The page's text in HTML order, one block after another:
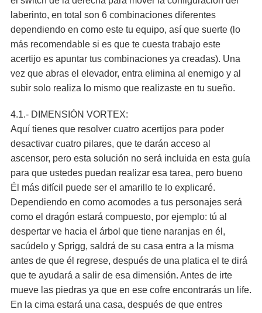
laberinto, en total son 6 combinaciones diferentes
dependiendo en como este tu equipo, así que suerte (lo
más recomendable si es que te cuesta trabajo este
acertijo es apuntar tus combinaciones ya creadas). Una
vez que abras el elevador, entra elimina al enemigo y al
subir solo realiza lo mismo que realizaste en tu sueño.
4.1.- DIMENSIÓN VORTEX:
Aquí tienes que resolver cuatro acertijos para poder
desactivar cuatro pilares, que te darán acceso al
ascensor, pero esta solución no será incluida en esta guía
para que ustedes puedan realizar esa tarea, pero bueno
Él más difícil puede ser el amarillo te lo explicaré.
Dependiendo en como acomodes a tus personajes será
como el dragón estará compuesto, por ejemplo: tú al
despertar ve hacia el árbol que tiene naranjas en él,
sacúdelo y Sprigg, saldrá de su casa entra a la misma
antes de que él regrese, después de una platica el te dirá
que te ayudará a salir de esa dimensión. Antes de irte
mueve las piedras ya que en ese cofre encontrarás un life.
En la cima estará una casa, después de que entres